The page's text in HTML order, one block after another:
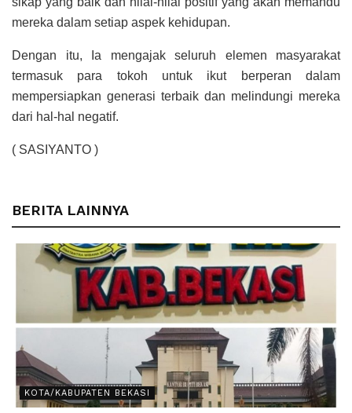
mereka dalam setiap aspek kehidupan.
Dengan itu, Ia mengajak seluruh elemen masyarakat
termasuk para tokoh untuk ikut berperan dalam
mempersiapkan generasi terbaik dan melindungi mereka
dari hal-hal negatif.
( SASIYANTO )
BERITA LAINNYA
KOTA/KABUPATEN BEKASI